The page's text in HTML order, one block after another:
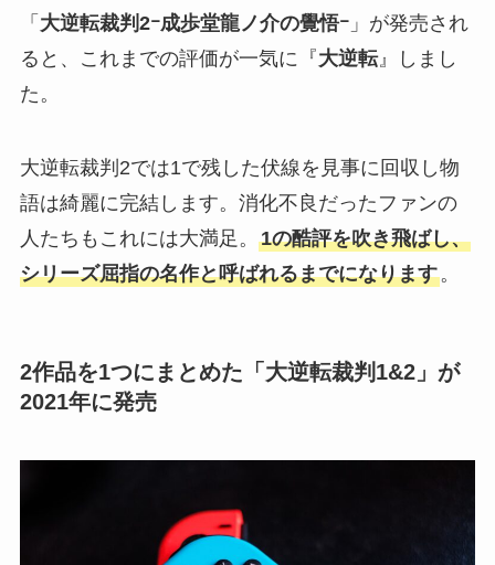
「 大逆転裁判2ｰ成歩堂龍ノ介の覺悟ｰ」が発売され
ると、これまでの評価が一気に『大逆転』しまし
た。
大逆転裁判2では1で残した伏線を見事に回収し物
語は綺麗に完結します。消化不良だったファンの
人たちもこれには大満足。 1の酷評を吹き飛ばし、
シリーズ屈指の名作と呼ばれるまでになります。
2作品を1つにまとめた「大逆転裁判1&2」が
2021年に発売